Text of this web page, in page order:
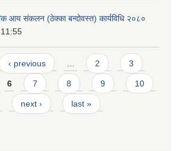
आय संकलन (ठेक्का बन्दोवस्त) कार्यविधि २०८०
‹ previous … 2 3
6 7 8 9 10
next › last »